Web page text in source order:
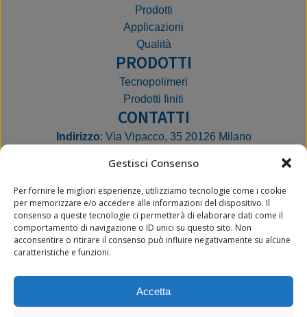
Gestisci Consenso
Per fornire le migliori esperienze, utilizziamo tecnologie come i cookie
per memorizzare e/o accedere alle informazioni del dispositivo. Il
consenso a queste tecnologie ci permetterà di elaborare dati come il
comportamento di navigazione o ID unici su questo sito. Non
acconsentire o ritirare il consenso può influire negativamente su alcune
caratteristiche e funzioni.
Accetta
Prodotti
Applicazioni
Qualità
PRODOTTI
Tecnopolimeri
Prodotti finiti
CONTATTI
Indirizzo: Via Vipacco, 35 20126 Milano
E‑mail: ato@ato.it
Cod. Fisc. e P. Iva: 09393270153
2025 ATO S.r.l.| Tutti i diritti riservati